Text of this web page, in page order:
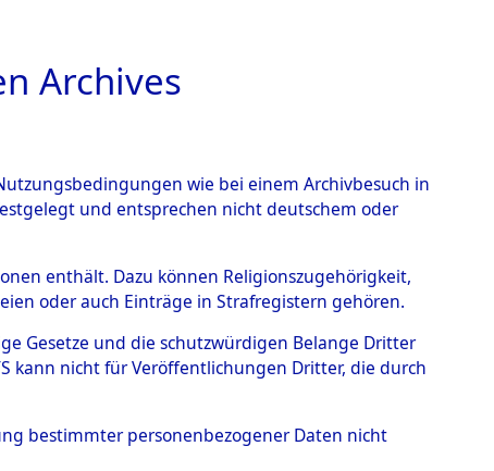
MAX
Archives
wie bei einem Archivbesuch in
und entsprechen nicht deutschem oder
enthält. Dazu können Religionszugehörigkeit,
oder auch Einträge in Strafregistern gehören.
Gesetze und die schutzwürdigen Belange Dritter
kann nicht für Veröffentlichungen Dritter, die durch
bestimmter personenbezogener Daten nicht